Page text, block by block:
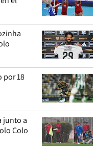
por 18
junto a
Colo